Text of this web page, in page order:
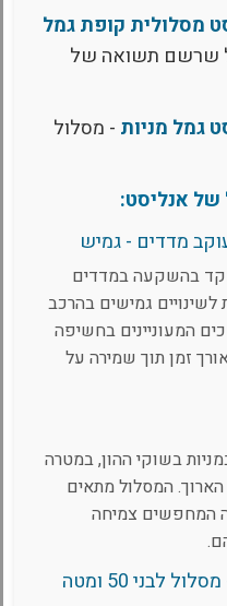
מסלולית קופת גמל
שרשם תשואה של
גמל מניות - מסלול
אנליסט:
מדדים - גמיש
בהשקעה במדדים
גמישים בהרכב
המעוניינים בחשיפה
זמן תוך שמירה על
בשוקי ההון, במטרה
המסלול מתאים
המחפשים צמיחה
50 ומטה